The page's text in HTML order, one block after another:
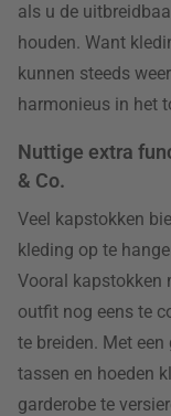
als u de
houden. Want
kunnen steeds
harmonieus in het
Nuttige extra
& Co.
Veel kapstokken
kleding op te
Vooral kapstokken
outfit nog eens te
te breiden. Met
tassen en hoeden
garderobe te